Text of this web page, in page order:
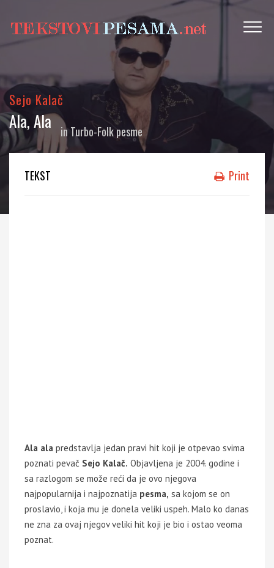
Sejo Kalač
Ala, Ala in Turbo-Folk pesme
TEKST Print
Ala ala predstavlja jedan pravi hit koji je otpevao svima
poznati pevač Sejo Kalač. Objavljena je 2004. godine i
sa razlogom se može reći da je ovo njegova
najpopularnija i najpoznatija pesma, sa kojom se on
proslavio, i koja mu je donela veliki uspeh. Malo ko danas
ne zna za ovaj njegov veliki hit koji je bio i ostao veoma
poznat.